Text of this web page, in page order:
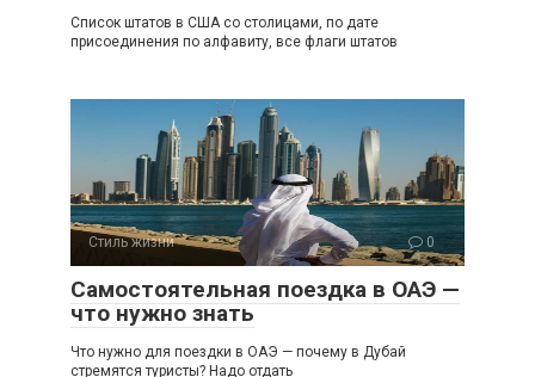
Список штатов в США со столицами, по дате
присоединения по алфавиту, все флаги штатов
Стиль жизни 0
Самостоятельная поездка в ОАЭ —
что нужно знать
Что нужно для поездки в ОАЭ — почему в Дубай
стремятся туристы? Надо отдать